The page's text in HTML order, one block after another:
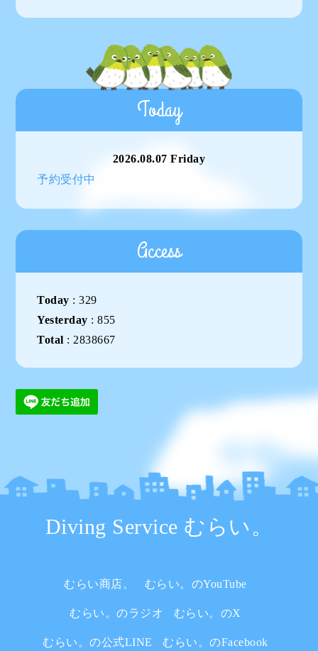
Today
2026.08.07 Friday
予約受付中
Access
Today :329
Yesterday :855
Total : 2838667
Diving Service むらい。
むらい商店。 むらい。のYouTube
むらい。のラジオ むらい。のX
むらい。の公式LINE むらい。のFacebook